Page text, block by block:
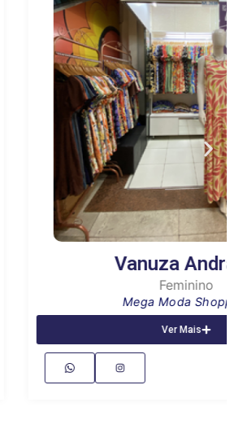
Vanuza Andrade
Mega Moda Shopping